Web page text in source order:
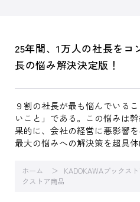
25年間、1万人の社長を
長の悩み解決決定版！
９割の社長が最も悩んでいる
いこと」である。この悩みは
果的に、会社の経営に悪影響
最大の悩みへの解決策を超具体
ホーム KADOKAWAブックス
クストア商品